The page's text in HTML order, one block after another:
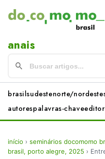
anais
brasilsudestenorte/nordeste
autorespalavras-chave
início › seminários docomomo
brasil, porto alegre, 2025 ›